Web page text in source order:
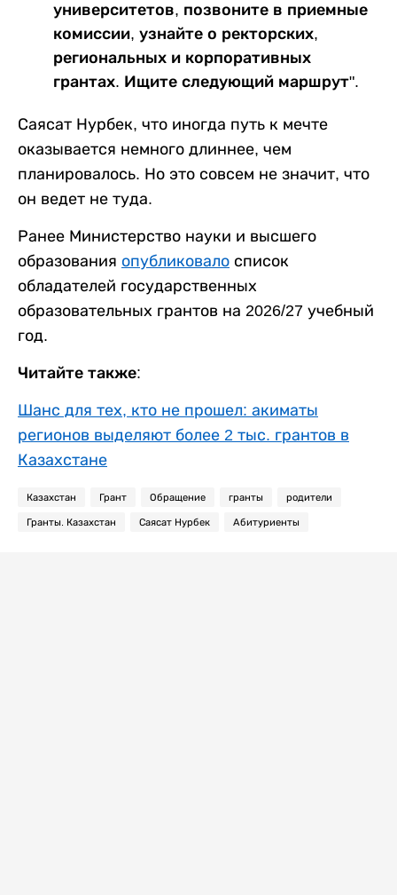
университетов, позвоните в приемные
комиссии, узнайте о ректорских,
региональных и корпоративных
грантах. Ищите следующий маршрут".
Саясат Нурбек, что иногда путь к мечте
оказывается немного длиннее, чем
планировалось. Но это совсем не значит, что
он ведет не туда.
Ранее Министерство науки и высшего
образования опубликовало список
обладателей государственных
образовательных грантов на 2026/27 учебный
год.
Читайте также:
Шанс для тех, кто не прошел: акиматы
регионов выделяют более 2 тыс. грантов в
Казахстане
Казахстан Грант Обращение гранты родители
Гранты. Казахстан Саясат Нурбек Абитуриенты